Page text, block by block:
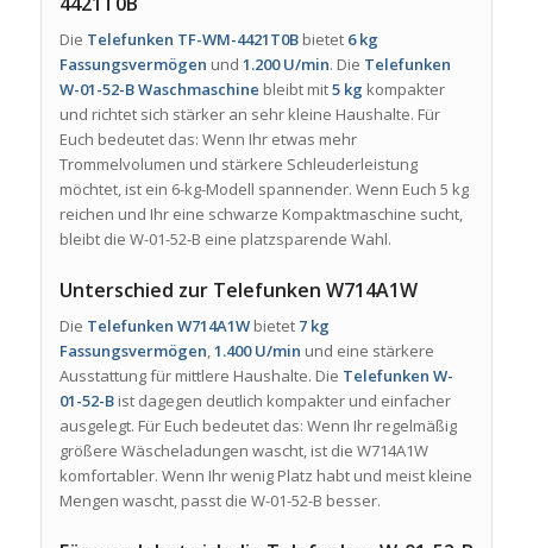
Die Telefunken TF-WM-4421T0Bbietet 6 kg
Fassungsvermögen und 1.200 U/min. Die Telefunken
W-01-52-B Waschmaschine bleibt mit5 kg kompakter
und richtet sich stärker an sehr kleine Haushalte. Für
Euch bedeutet das: Wenn Ihr etwas mehr
Trommelvolumen und stärkere Schleuderleistung
möchtet, ist ein 6-kg-Modell spannender. Wenn Euch 5 kg
reichen und Ihr eine schwarze Kompaktmaschine sucht,
bleibt die W-01-52-B eine platzsparende Wahl.
Unterschied zur Telefunken W714A1W
Die Telefunken W714A1Wbietet 7 kg
Fassungsvermögen,1.400 U/min und eine stärkere
Ausstattung für mittlere Haushalte. Die Telefunken W-
01-52-Bist dagegen deutlich kompakter und einfacher
ausgelegt. Für Euch bedeutet das: Wenn Ihr regelmäßig
größere Wäscheladungen wascht, ist die W714A1W
komfortabler. Wenn Ihr wenig Platz habt und meist kleine
Mengen wascht, passt die W-01-52-B besser.